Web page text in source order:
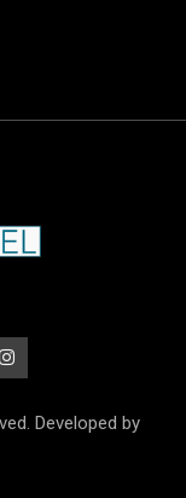
Developed by